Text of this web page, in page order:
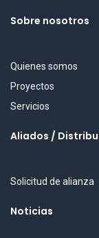
Sobre nosotros
Quienes somos
Proyectos
Servicios
Aliados /
Solicitud de alianza
Noticias